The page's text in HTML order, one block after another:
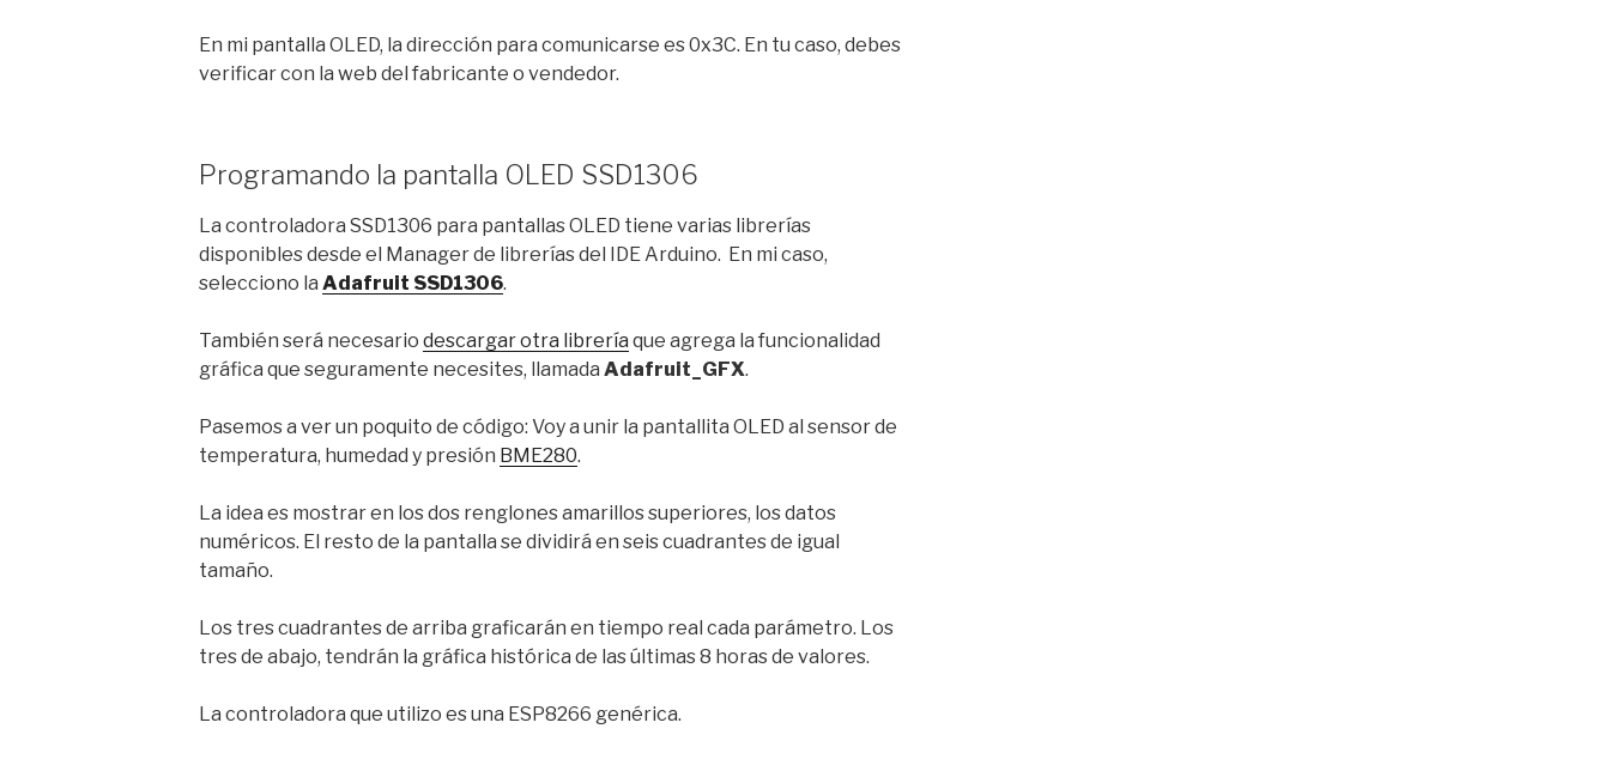
En mi pantalla OLED, la dirección para comunicarse es 0x3C. En tu caso, debes
verificar con la web del fabricante o vendedor.
Programando la pantalla OLED SSD1306
La controladora SSD1306 para pantallas OLED tiene varias librerías
disponibles desde el Manager de librerías del IDE Arduino. En mi caso,
selecciono laAdafruit SSD1306.
También será necesariodescargar otra librería que agrega la funcionalidad
gráfica que seguramente necesites, llamadaAdafruit_GFX.
Pasemos a ver un poquito de código: Voy a unir la pantallita OLED al sensor de
temperatura, humedad y presión BME280.
La idea es mostrar en los dos renglones amarillos superiores, los datos
numéricos. El resto de la pantalla se dividirá en seis cuadrantes de igual
tamaño.
Los tres cuadrantes de arriba graficarán en tiempo real cada parámetro. Los
tres de abajo, tendrán la gráfica histórica de las últimas 8 horas de valores.
La controladora que utilizo es una ESP8266 genérica.